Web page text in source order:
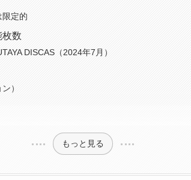
限定的
枚数
DISCAS（2024年7月）
）
もっと見る